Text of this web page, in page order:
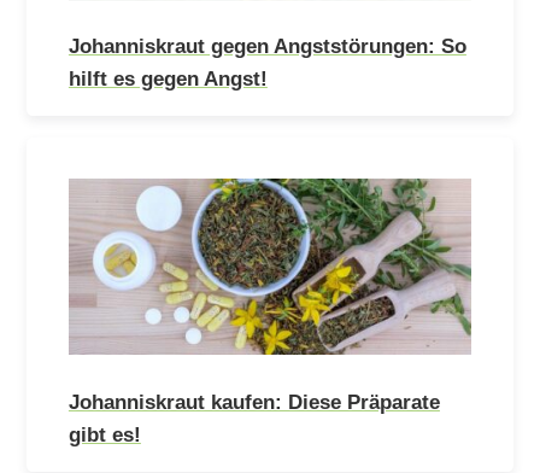
Johanniskraut gegen Angststörungen: So
hilft es gegen Angst!
Johanniskraut kaufen: Diese Präparate
gibt es!